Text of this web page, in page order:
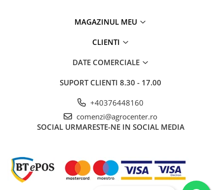
MAGAZINUL MEU
CLIENTI
DATE COMERCIALE
SUPORT CLIENTI 8.30 - 17.00
+40376448160
comenzi@agrocenter.ro
SOCIAL URMARESTE-NE IN SOCIAL MEDIA